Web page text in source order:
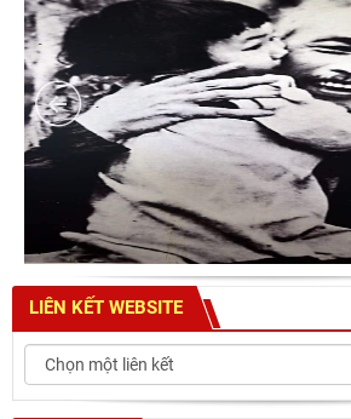
LIÊN KẾT WEBSITE